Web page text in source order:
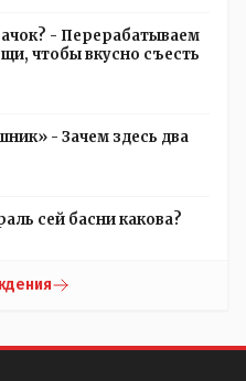
- Перерабатываем
чтобы вкусно съесть
- Зачем здесь два
сей басни какова?